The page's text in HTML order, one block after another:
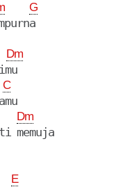
G
Dm
C
Dm
memuja
E